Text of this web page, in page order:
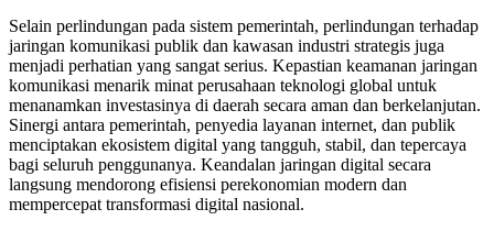
Selain perlindungan pada sistem pemerintah, perlindungan terhadap
jaringan komunikasi publik dan kawasan industri strategis juga
menjadi perhatian yang sangat serius. Kepastian keamanan jaringan
komunikasi menarik minat perusahaan teknologi global untuk
menanamkan investasinya di daerah secara aman dan berkelanjutan.
Sinergi antara pemerintah, penyedia layanan internet, dan publik
menciptakan ekosistem digital yang tangguh, stabil, dan tepercaya
bagi seluruh penggunanya. Keandalan jaringan digital secara
langsung mendorong efisiensi perekonomian modern dan
mempercepat transformasi digital nasional.